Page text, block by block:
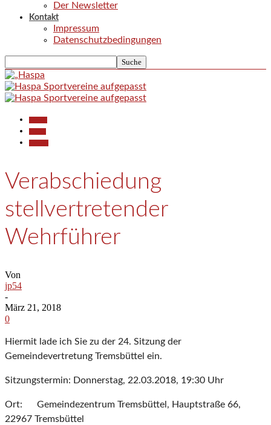
Der Newsletter
Kontakt
Impressum
Datenschutzbedingungen
Verabschiedung
stellvertretender
Wehrführer
Von
jp54
-
März 21, 2018
0
Hiermit lade ich Sie zu der 24. Sitzung der
Gemeindevertretung Tremsbüttel ein.
Sitzungstermin: Donnerstag, 22.03.2018, 19:30 Uhr
Ort: Gemeindezentrum Tremsbüttel, Hauptstraße 66,
22967 Tremsbüttel